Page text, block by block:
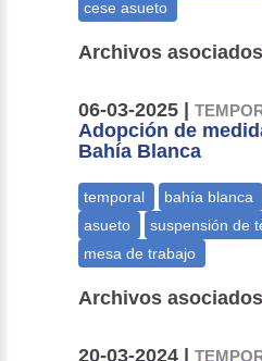
Archivos
06-03-2025 |
Adopción de
Bahía Blanca
Archivos
20-03-2024 |